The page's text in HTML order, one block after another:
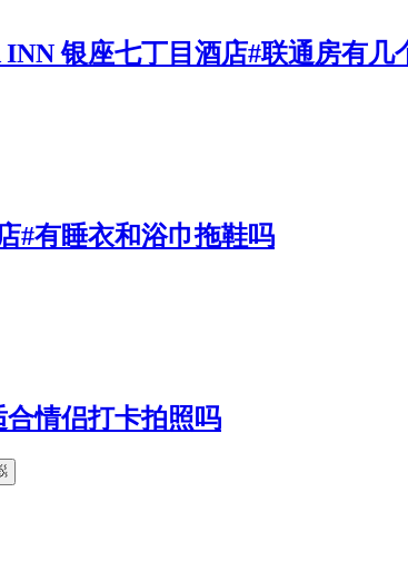
INN 银座七丁目酒店#联通房有几
#有睡衣和浴巾拖鞋吗
情侣打卡拍照吗